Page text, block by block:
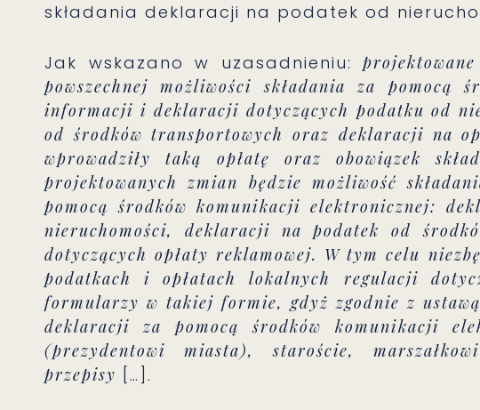
składania deklaracji na podatek od
Jak wskazano w uzasadnieniu:
powszechnej możliwości składania za pomocą
informacji i deklaracji dotyczących podatku od
od środków transportowych oraz deklaracji na
wprowadziły taką opłatę oraz obowiązek
projektowanych zmian będzie możliwość
pomocą środków komunikacji elektronicznej:
nieruchomości, deklaracji na podatek od
dotyczących opłaty reklamowej. W tym celu
podatkach i opłatach lokalnych regulacji
formularzy w takiej formie, gdyż zgodnie z
deklaracji za pomocą środków komunikacji
(prezydentowi miasta), staroście,
przepisy […].